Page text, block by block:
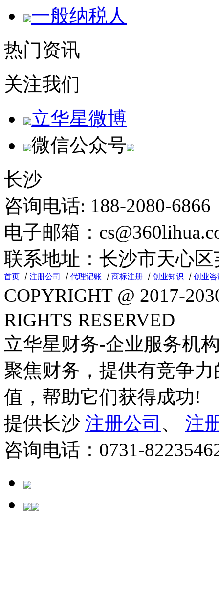
一般纳税人
热门资讯
关注我们
立华星微博
微信公众号
长沙
咨询电话: 188-2080-
电子邮箱：
联系地址：长沙市天心
首页 丨 注册公司 丨 代理记账 丨 商标注册 丨 创业知识 丨 创业咨
COPYRIGHT @ 2017-
RIGHTS RESERVED
立华星财务-企业服务机
聚焦财务，提供有竞争
值，帮助它们获得成功!
提供长沙 注册公司 、 注
咨询电话：0731-